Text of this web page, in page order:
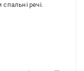
речі.